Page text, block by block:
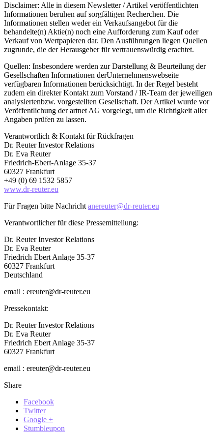
Disclaimer: Alle in diesem Newsletter / Artikel veröffentlichten
Informationen beruhen auf sorgfältigen Recherchen. Die
Informationen stellen weder ein Verkaufsangebot für die
behandelte(n) Aktie(n) noch eine Aufforderung zum Kauf oder
Verkauf von Wertpapieren dar. Den Ausführungen liegen Quellen
zugrunde, die der Herausgeber für vertrauenswürdig erachtet.
Quellen: Insbesondere werden zur Darstellung & Beurteilung der
Gesellschaften Informationen derUnternehmenswebseite
verfügbaren Informationen berücksichtigt. In der Regel besteht
zudem ein direkter Kontakt zum Vorstand / IR-Team der jeweiligen
analysiertenbzw. vorgestellten Gesellschaft. Der Artikel wurde vor
Veröffentlichung der artnet AG vorgelegt, um die Richtigkeit aller
Angaben prüfen zu lassen.
Verantwortlich & Kontakt für Rückfragen
Dr. Reuter Investor Relations
Dr. Eva Reuter
Friedrich-Ebert-Anlage 35-37
60327 Frankfurt
+49 (0) 69 1532 5857
www.dr-reuter.eu
Für Fragen bitte Nachricht anereuter@dr-reuter.eu
Verantwortlicher für diese Pressemitteilung:
Dr. Reuter Investor Relations
Dr. Eva Reuter
Friedrich Ebert Anlage 35-37
60327 Frankfurt
Deutschland
email : ereuter@dr-reuter.eu
Pressekontakt:
Dr. Reuter Investor Relations
Dr. Eva Reuter
Friedrich Ebert Anlage 35-37
60327 Frankfurt
email : ereuter@dr-reuter.eu
Share
Facebook
Twitter
Google +
Stumbleupon